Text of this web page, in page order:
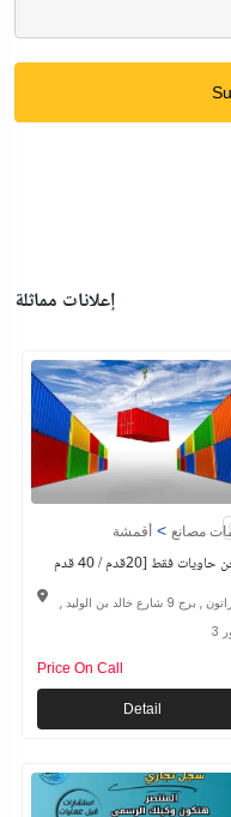
إعلانات مماثلة
مصانع > أقمشة
فقط [20قدم / 40 قدم
شيراتون , برج 9 شارع خالد بن الوليد ,
3
Price On Call
Detail